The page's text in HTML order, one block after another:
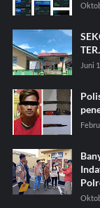
Juni